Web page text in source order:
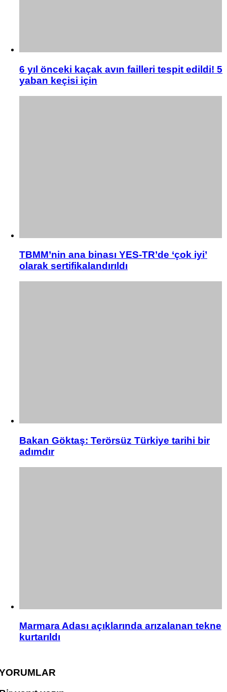
6 yıl önceki kaçak avın failleri tespit edildi! 5
yaban keçisi için
TBMM’nin ana binası YES-TR’de ‘çok iyi’
olarak sertifikalandırıldı
Bakan Göktaş: Terörsüz Türkiye tarihi bir
adımdır
Marmara Adası açıklarında arızalanan tekne
kurtarıldı